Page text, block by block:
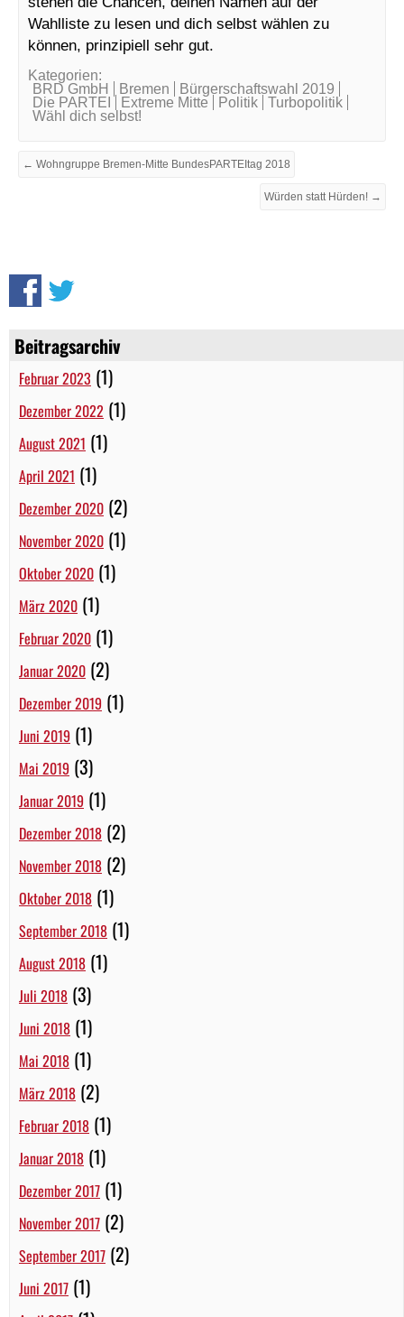
Beitragsarchiv
Februar 2023 (1)
Dezember 2022 (1)
August 2021 (1)
April 2021 (1)
Dezember 2020 (2)
November 2020 (1)
Oktober 2020 (1)
März 2020 (1)
Februar 2020 (1)
Januar 2020 (2)
Dezember 2019 (1)
Juni 2019 (1)
Mai 2019 (3)
Januar 2019 (1)
Dezember 2018 (2)
November 2018 (2)
Oktober 2018 (1)
September 2018 (1)
August 2018 (1)
Juli 2018 (3)
Juni 2018 (1)
Mai 2018 (1)
März 2018 (2)
Februar 2018 (1)
Januar 2018 (1)
Dezember 2017 (1)
November 2017 (2)
September 2017 (2)
Juni 2017 (1)
Wahlliste zu lesen und dich selbst wählen zu
können, prinzipiell sehr gut.
Kategorien:
BRD GmbH
Bremen
Bürgerschaftswahl 2019
Die PARTEI
Extreme Mitte Politik
Turbopolitik
Wähl dich selbst!
← Wohngruppe Bremen-Mitte BundesPARTEItag 2018
Würden statt Hürden! →